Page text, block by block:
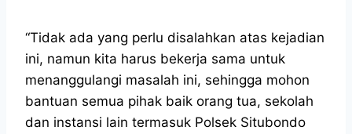
“Tidak ada yang perlu disalahkan atas kejadian
ini, namun kita harus bekerja sama untuk
menanggulangi masalah ini, sehingga mohon
bantuan semua pihak baik orang tua, sekolah
dan instansi lain termasuk Polsek Situbondo